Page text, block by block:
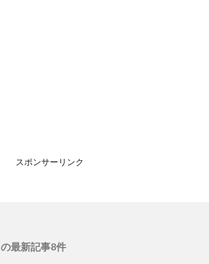
スポンサーリンク
の最新記事8件